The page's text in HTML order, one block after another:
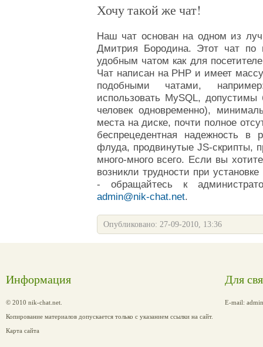
Хочу такой же чат!
Наш чат основан на одном из
Дмитрия Бородина. Этот чат по
удобным чатом как для
Чат написан на PHP и имеет
подобными чатами,
использовать MySQL,
человек одновременно),
места на диске, почти полное
беспрецедентная надежность в
флуда, продвинутые JS-скрипты,
много-много всего. Если вы
возникли трудности при
-обращайтесь к
admin@nik-chat.net.
Опубликовано: 27-09-2010, 13:36
Информация
© 2010 nik-chat.net.
Копирование материалов допускается только с указанием ссылки на сайт.
Карта сайта
Для
E-mail: